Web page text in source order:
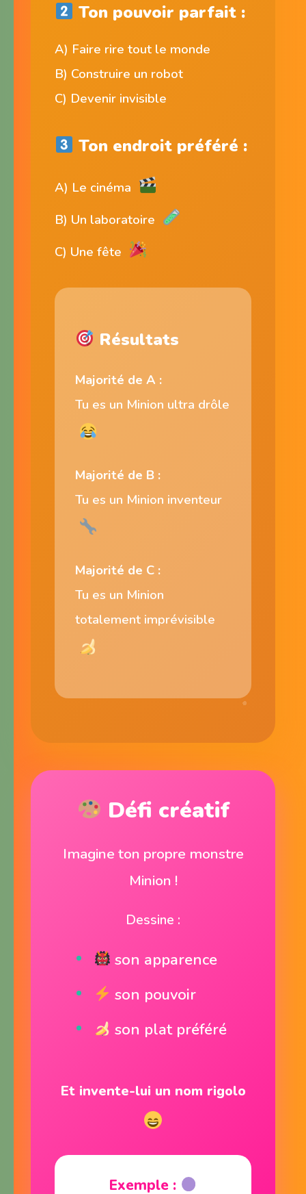
Ton pouvoir parfait :
A) Faire rire tout le monde
B) Construire un robot
C) Devenir invisible
Ton endroit préféré :
A) Le cinéma
B) Un laboratoire
C) Une fête
Résultats
Majorité de A :
Tu es un Minion ultra drôle
Majorité de B :
Tu es un Minion inventeur
Majorité de C :
Tu es un Minion
totalement imprévisible
Défi créatif
Imagine ton propre monstre
Minion !
Dessine :
son apparence
son pouvoir
son plat préféré
Et invente-lui un nom rigolo
Exemple :